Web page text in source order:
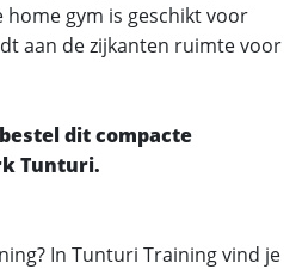
gym is geschikt voor
aan de zijkanten ruimte voor
dit compacte
Tunturi.
In Tunturi Training vind je